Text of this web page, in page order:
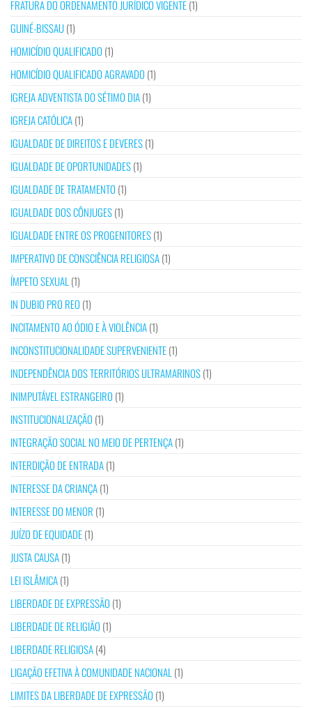
FRATURA DO ORDENAMENTO JURÍDICO VIGENTE(1)
GUINÉ-BISSAU(1)
HOMICÍDIO QUALIFICADO (1)
HOMICÍDIO QUALIFICADO AGRAVADO (1)
IGREJA ADVENTISTA DO SÉTIMO DIA(1)
IGREJA CATÓLICA(1)
IGUALDADE DE DIREITOS E DEVERES(1)
IGUALDADE DE OPORTUNIDADES(1)
IGUALDADE DE TRATAMENTO (1)
IGUALDADE DOS CÔNJUGES(1)
IGUALDADE ENTRE OS PROGENITORES(1)
IMPERATIVO DE CONSCIÊNCIA RELIGIOSA(1)
ÍMPETO SEXUAL(1)
IN DUBIO PRO REO (1)
INCITAMENTO AO ÓDIO E À VIOLÊNCIA(1)
INCONSTITUCIONALIDADE SUPERVENIENTE(1)
INDEPENDÊNCIA DOS TERRITÓRIOS ULTRAMARINOS(1)
INIMPUTÁVEL ESTRANGEIRO (1)
INSTITUCIONALIZAÇÃO (1)
INTEGRAÇÃO SOCIAL NO MEIO DE PERTENÇA(1)
INTERDIÇÃO DE ENTRADA(1)
INTERESSE DA CRIANÇA(1)
INTERESSE DO MENOR (1)
JUÍZO DE EQUIDADE(1)
JUSTA CAUSA(1)
LEI ISLÂMICA(1)
LIBERDADE DE EXPRESSÃO (1)
LIBERDADE DE RELIGIÃO (1)
LIBERDADE RELIGIOSA(4)
LIGAÇÃO EFETIVA À COMUNIDADE NACIONAL(1)
LIMITES DA LIBERDADE DE EXPRESSÃO (1)